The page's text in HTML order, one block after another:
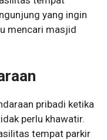
yang ingin
mencari masjid
pribadi ketika
perlu khawatir.
tempat parkir